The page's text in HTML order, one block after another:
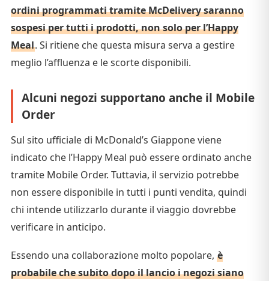
ordini programmati tramite McDelivery saranno
sospesi per tutti i prodotti, non solo per l’Happy
Meal. Si ritiene che questa misura serva a gestire
meglio l’affluenza e le scorte disponibili.
Alcuni negozi supportano anche il Mobile
Order
Sul sito ufficiale di McDonald’s Giappone viene
indicato che l’Happy Meal può essere ordinato anche
tramite Mobile Order. Tuttavia, il servizio potrebbe
non essere disponibile in tutti i punti vendita, quindi
chi intende utilizzarlo durante il viaggio dovrebbe
verificare in anticipo.
Essendo una collaborazione molto popolare, è
probabile che subito dopo il lancio i negozi siano